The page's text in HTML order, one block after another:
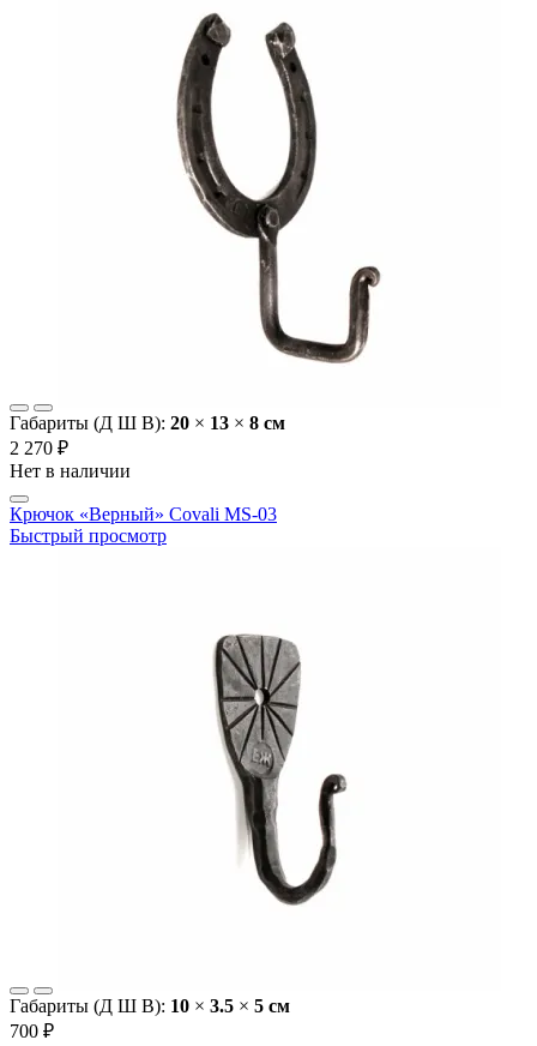
Габариты (Д Ш В): 20 × 13 × 8 cм
2 270 ₽
Нет в наличии
Крючок «Верный» Covali MS-03
Быстрый просмотр
Габариты (Д Ш В): 10 × 3.5 × 5 cм
700 ₽